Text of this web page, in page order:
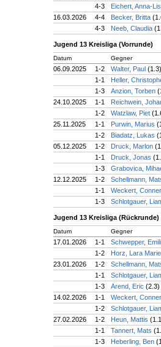
4-3
Eichert, Anna-
16.03.2026
4-4 Becker, Britta
4-3
Neeb, Claudia
Jugend 13 Kreisliga (Vorrunde)
Datum Gegner
06.09.2025 1-2 Walter, Paul (1.3)
1-1
Heller,
1-3
Anzion, Torben
24.10.2025
1-1
Reichwein,
1-2
Watzlaw, Piet
25.11.2025
1-1 Purwin, Marius
1-2
Biadatz, Lukas
05.12.2025
1-2 Druck, Marlon
1-1
Druck, Jonas
1-3
Grabovica,
12.12.2025
1-2
Schellmann,
1-1
Weckert,
1-3
Schlotgauer,
Jugend 13 Kreisliga (Rückrunde)
Datum Gegner
17.01.2026 1-1
Schwepper,
1-2
Horz, Lara
23.01.2026
1-2
Schellmann,
1-1
Schlotgauer,
1-3
Arend, Eric (2.3)
14.02.2026
1-1
Weckert,
1-2
Schlotgauer,
27.02.2026
1-2 Heun, Mattis
1-1
Tannert, Mats
1-3
Heberling, Ben